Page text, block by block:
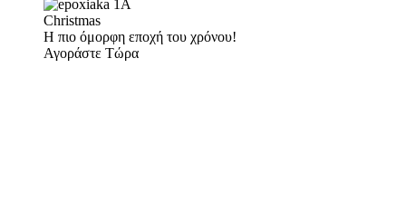
Christmas
Η πιο όμορφη εποχή του χρόνου!
Αγοράστε Τώρα